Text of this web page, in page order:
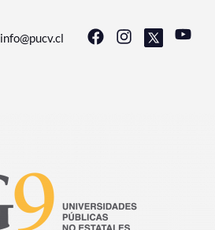
info@pucv.cl